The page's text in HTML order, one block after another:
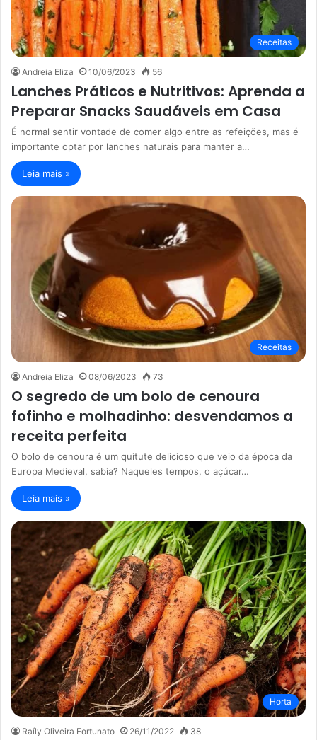
Receitas
Andreia Eliza 10/06/2023 56
Lanches Práticos e Nutritivos: Aprenda a
Preparar Snacks Saudáveis em Casa
É normal sentir vontade de comer algo entre as refeições, mas é
importante optar por lanches naturais para manter a…
Leia mais »
Receitas
Andreia Eliza 08/06/2023 73
O segredo de um bolo de cenoura
fofinho e molhadinho: desvendamos a
receita perfeita
O bolo de cenoura é um quitute delicioso que veio da época da
Europa Medieval, sabia? Naqueles tempos, o açúcar…
Leia mais »
Horta
Raíly Oliveira Fortunato 26/11/2022 38